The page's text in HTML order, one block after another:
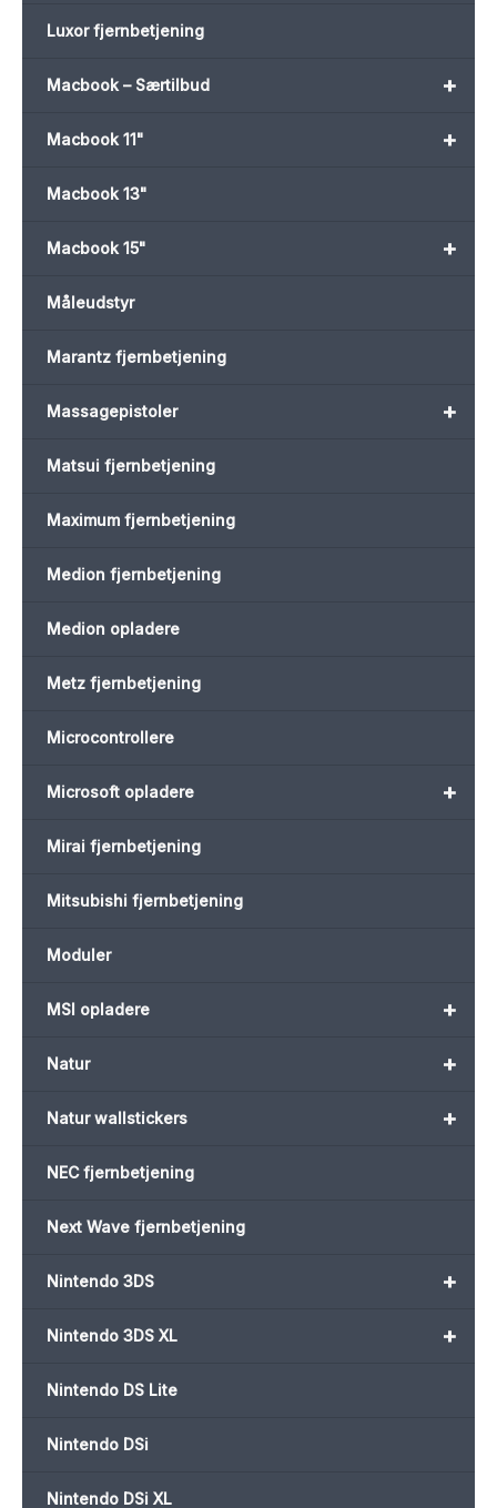
Luxor fjernbetjening
+
Macbook – Særtilbud
+
Macbook 11"
Macbook 13"
+
Macbook 15"
Måleudstyr
Marantz fjernbetjening
+
Massagepistoler
Matsui fjernbetjening
Maximum fjernbetjening
Medion fjernbetjening
Medion opladere
Metz fjernbetjening
Microcontrollere
+
Microsoft opladere
Mirai fjernbetjening
Mitsubishi fjernbetjening
Moduler
+
MSI opladere
+
Natur
+
Natur wallstickers
NEC fjernbetjening
Next Wave fjernbetjening
+
Nintendo 3DS
+
Nintendo 3DS XL
Nintendo DS Lite
Nintendo DSi
Nintendo DSi XL